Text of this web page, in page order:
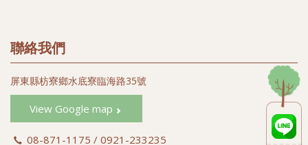
#蜜彩蓮霧禮盒 (#彩色蓮霧禮盒)
#白翠玉蓮霧 (#綠色蓮霧)
#蜜彩黑金 (#飛彈蓮霧)
#蜜彩巴掌 (#巴掌蓮霧)
#蜜彩子彈 (#子彈蓮霧)
聯絡我們
屏東縣枋寮鄉水底寮臨海路35號
View Google map
08-871-1175 / 0921-233235